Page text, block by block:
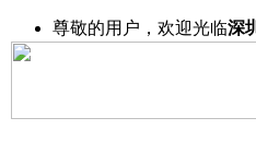
尊敬的用户，欢迎光临深